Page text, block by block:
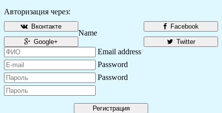
Авторизация через:
Facebook
Вконтакте
Twitter
Google+
Name
Email address
Password
Password
Регистрация